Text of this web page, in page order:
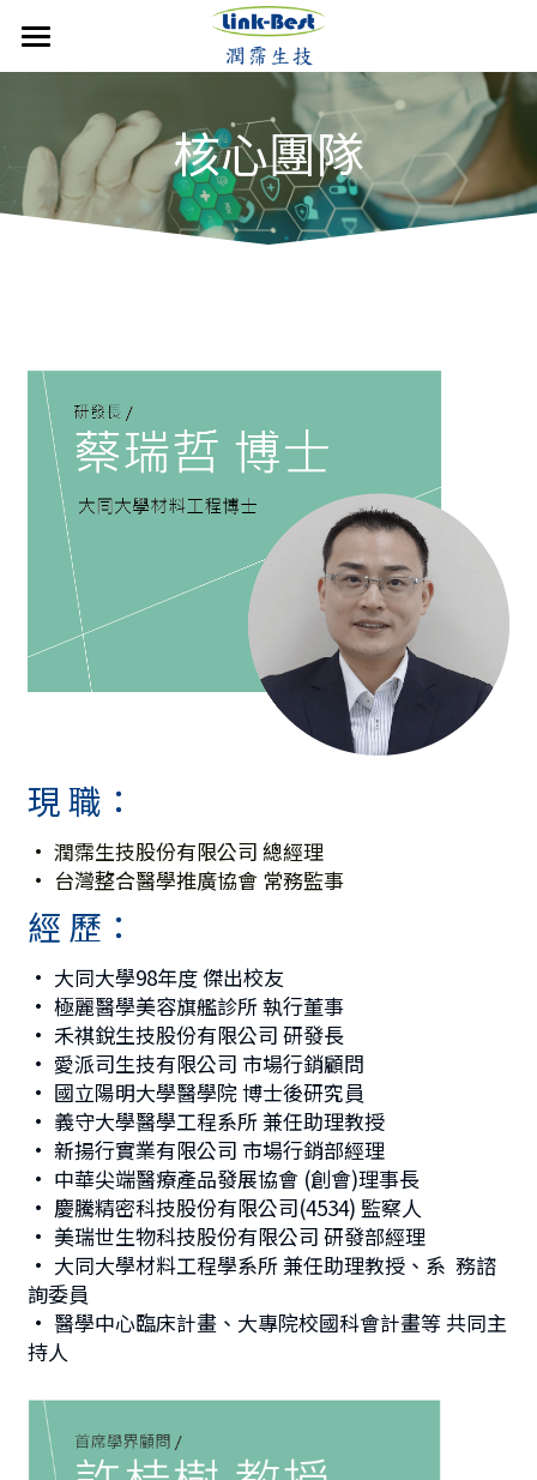
首頁
潤霈快訊
最新消息
運動賽事
歷年新聞
公司介紹
專業證書
防蚊產品
醫美產品
外科產品
血球細胞分離機
搜索
核心團隊
現 職：
• 潤霈生技股份有限公司 總經理
• 台灣整合醫學推廣協會 常務監事
經 歷：
• 大同大學98年度 傑出校友
• 極麗醫學美容旗艦診所 執行董事
• 禾祺銳生技股份有限公司 研發長
• 愛派司生技有限公司 市場行銷顧問
• 國立陽明大學醫學院 博士後研究員
• 義守大學醫學工程系所 兼任助理教授
• 新揚行實業有限公司 市場行銷部經理
• 中華尖端醫療產品發展協會 (創會)理事長
• 慶騰精密科技股份有限公司(4534) 監察人
• 美瑞世生物科技股份有限公司 研發部經理
• 大同大學材料工程學系所 兼任助理教授、系  務諮
詢委員
• 醫學中心臨床計畫、大專院校國科會計畫等 共同主
持人
部落格分類
媒體報導
最新消息
運動賽事